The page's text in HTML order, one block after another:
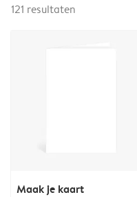
121 resultaten
Maak je kaart